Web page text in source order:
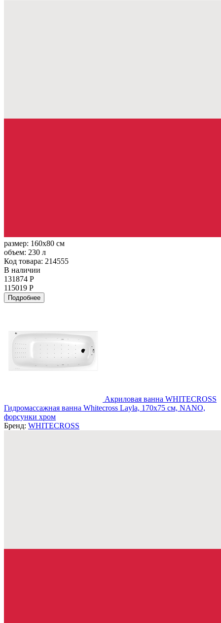
размер: 160x80 см
объем: 230 л
Код товара: 214555
В наличии
131874 Р
115019 Р
Подробнее
Акриловая ванна WHITECROSS
Гидромассажная ванна Whitecross Layla, 170x75 см, NANO,
форсунки хром
Бренд: WHITECROSS